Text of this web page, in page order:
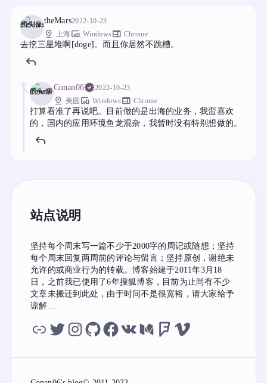
theMars2022-10-23
pin_drop 上海devices_other Windowsweb Chrome
去挖三星堆啊[doge]。而且你居然不跳槽。
Conan06 2022-10-23
pin_drop 美国 devices_other Windowsweb Chrome
打算看准了再说吧。目前做的是出海的业务，我蛮喜欢
的，国内的应用环境鱼龙混杂，我暂时没有特别想做的。
站点说明
坚持每个周末写一篇不少于2000字的周记或随想；坚持
每个周末回复两周前的评论与留言；坚持原创，谢绝未
允许的或商业行为的转载。博客始建于2011年3月18
日，之前我已使用了6年搜狐博客，目前为止尚有不少
文章未搬迁到此处，由于时间不是很宽裕，请大家给予
谅解…
虫洞 twitterinstagram
githubfacebook
vk medium
foursquare
vimeo